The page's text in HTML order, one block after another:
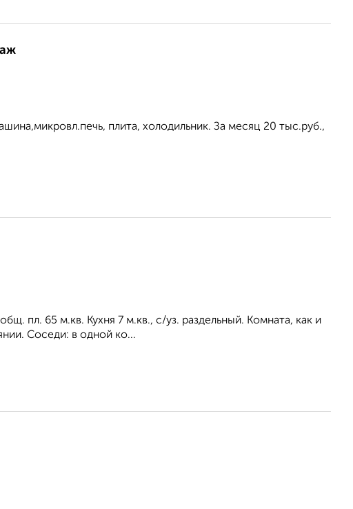
плита, холодильник. За месяц 20 тыс.руб.,
пл. 65 м.кв. Кухня 7 м.кв., с/уз. раздельный. Комната, как и
Соседи: в одной ко...